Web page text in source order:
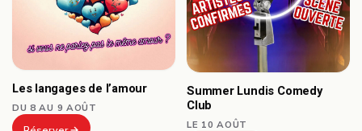
Les langages de l’amour
DU 8 AU 9 AOÛT
Summer Lundis Comedy
Club
LE 10 AOÛT